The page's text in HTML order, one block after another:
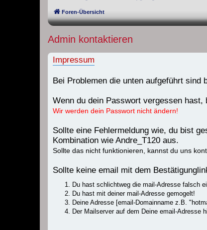
Foren-Übersicht
Admin kontaktieren
Impressum
Bei Problemen die unten aufgeführt sind
Wenn du dein Passwort vergessen
Wir werden dein Passwort nicht ändern!
Sollte eine Fehlermeldung wie, du bist
Kombination wie Andre_T120 aus.
Sollte das nicht funktionieren, kannst du uns
Sollte keine email mit dem
Du hast schlichtweg die mail-Adresse falsch
Du hast mit deiner mail-Adresse gemogelt!
Deine Adresse [email-Domainname z.B.
Der Mailserver auf dem Deine email-Adresse